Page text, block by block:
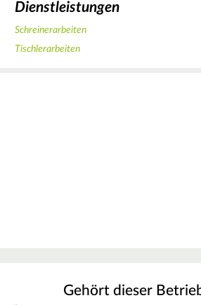
Dienstleistungen
Schreinerarbeiten
Tischlerarbeiten
Gehört dieser